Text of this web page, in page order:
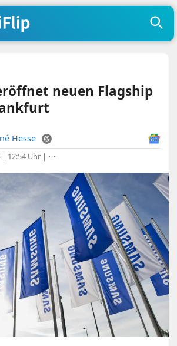
neuen Flagship
Hesse
| 12:54 Uhr | ⋯